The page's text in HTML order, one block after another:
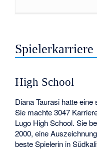
Spielerkarriere
High School
Diana Taurasi hatte
Sie machte 3047
Lugo High School. Sie
2000, eine
beste Spielerin in